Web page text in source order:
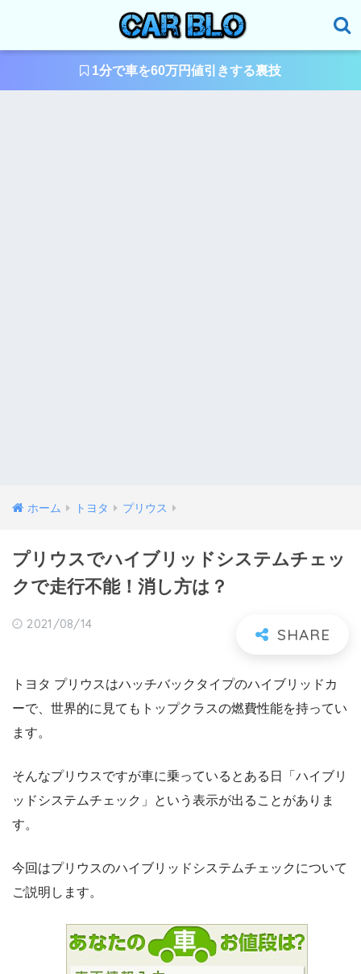
1分で車を60万円値引きする裏技
ホーム トヨタ プリウス
プリウスでハイブリッドシステムチェッ
クで走行不能！消し方は？
2021/08/14
トヨタ プリウスはハッチバックタイプのハイブリッドカ
ーで、世界的に見てもトップクラスの燃費性能を持ってい
ます。
そんなプリウスですが車に乗っているとある日「ハイブリ
ッドシステムチェック」という表示が出ることがありま
す。
今回はプリウスのハイブリッドシステムチェックについて
ご説明します。